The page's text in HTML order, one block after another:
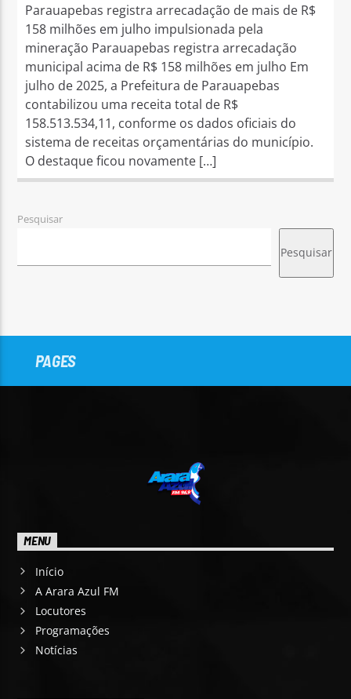
Parauapebas registra arrecadação de mais de R$
158 milhões em julho impulsionada pela
mineração Parauapebas registra arrecadação
municipal acima de R$ 158 milhões em julho Em
julho de 2025, a Prefeitura de Parauapebas
contabilizou uma receita total de R$
158.513.534,11, conforme os dados oficiais do
sistema de receitas orçamentárias do município.
O destaque ficou novamente […]
Pesquisar
Pesquisar
PAGES
MENU
Início
A Arara Azul FM
Locutores
Programações
Notícias